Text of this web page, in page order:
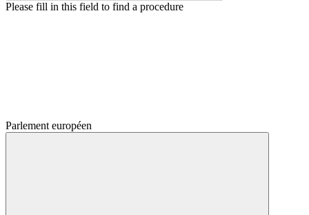
Please fill in this field to find a procedure
Parlement européen